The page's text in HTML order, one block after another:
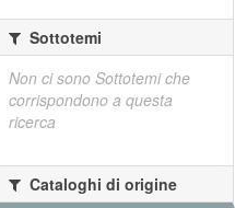
Sottotemi
Non ci sono Sottotemi che
corrispondono a questa
ricerca
Cataloghi di origine